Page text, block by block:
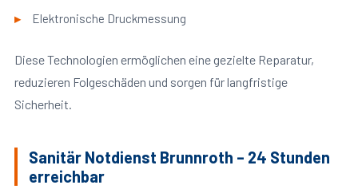
Elektronische Druckmessung
Diese Technologien ermöglichen eine gezielte Reparatur,
reduzieren Folgeschäden und sorgen für langfristige
Sicherheit.
Sanitär Notdienst Brunnroth – 24 Stunden
erreichbar